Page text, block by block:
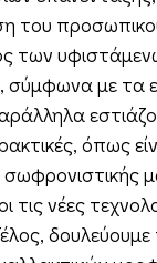
του
των
σύμφωνα με τα
όπως
τις νέες